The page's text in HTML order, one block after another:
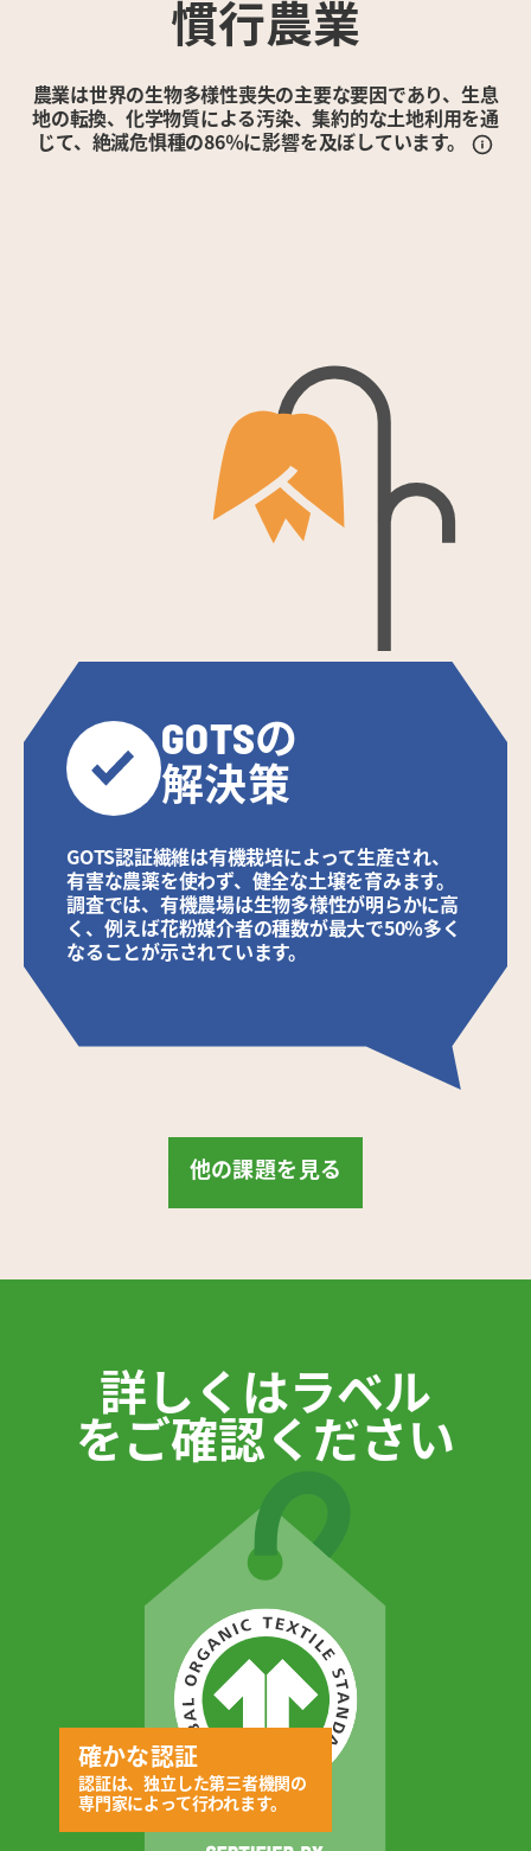
慣行農業
農業は世界の生物多様性喪失の主要な要因であり、生息
地の転換、化学物質による汚染、集約的な土地利用を通
じて、絶滅危惧種の86％に影響を及ぼしています。
GOTSの
解決策
GOTS認証繊維は有機栽培によって生産され、
有害な農薬を使わず、健全な土壌を育みます。
調査では、有機農場は生物多様性が明らかに高
く、例えば花粉媒介者の種数が最大で50％多く
なることが示されています。
他の課題を見る
詳しくはラベル
をご確認ください
確かな認証
認証は、独立した第三者機関の
専門家によって行われます。